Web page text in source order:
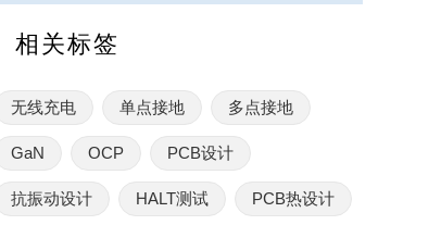
相关标签
无线充电 单点接地 多点接地
GaN OCP PCB设计
抗振动设计 HALT测试 PCB热设计